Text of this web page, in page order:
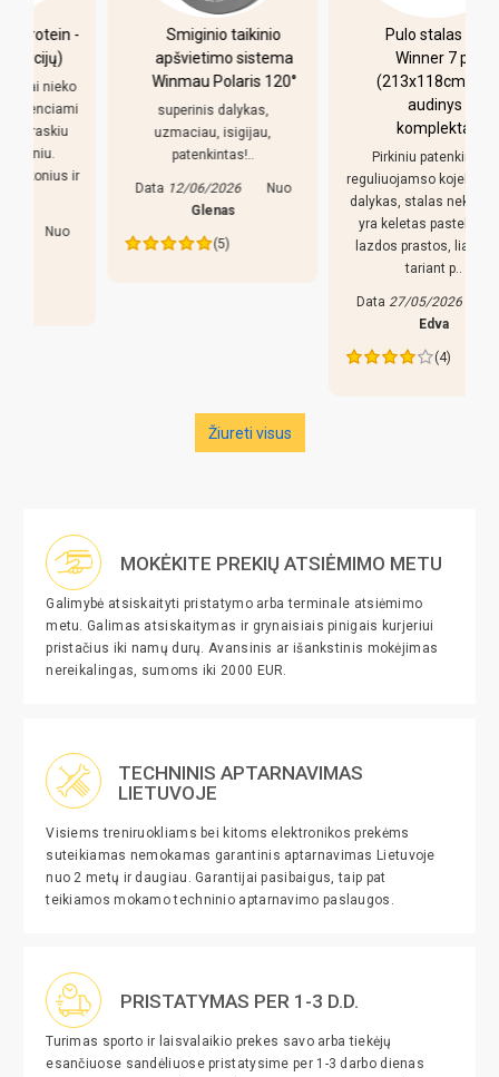
Smiginio taikinio
apšvietimo sistema
Winmau Polaris 120°
superinis dalykas,
uzmaciau, isigijau,
patenkintas!..
12/06/2026
Nuo
(5)
Pulo stalas Bilaro
Winner 7 pėdų
(213x118cm) žalias
audinys su
komplektacija
Pirkiniu patenkintas,
reguliuojamso kojeles geras
dalykas, stalas nekliba. Bet
yra keletas pastebejimu:
lazdos prastos, liaudiskai
27/05/2026
Nuo
(4)
Žiureti visus
MOKĖKITE PREKIŲ ATSIĖMIMO METU
Galimybė atsiskaityti pristatymo arba terminale atsiėmimo
metu. Galimas atsiskaitymas ir grynaisiais pinigais kurjeriui
pristačius iki namų durų. Avansinis ar išankstinis mokėjimas
nereikalingas, sumoms iki 2000 EUR.
TECHNINIS APTARNAVIMAS
LIETUVOJE
Visiems treniruokliams bei kitoms elektronikos prekėms
suteikiamas nemokamas garantinis aptarnavimas Lietuvoje
nuo 2 metų ir daugiau. Garantijai pasibaigus, taip pat
teikiamos mokamo techninio aptarnavimo paslaugos.
PRISTATYMAS PER 1-3 D.D.
Turimas sporto ir laisvalaikio prekes savo arba tiekėjų
esančiuose sandėliuose pristatysime per 1-3 darbo dienas